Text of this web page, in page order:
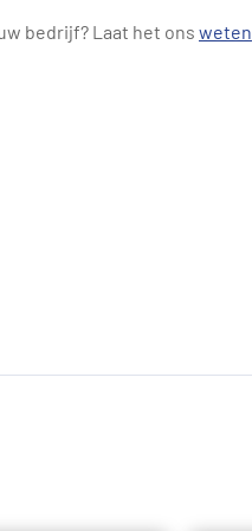
bedrijf? Laat het ons weten